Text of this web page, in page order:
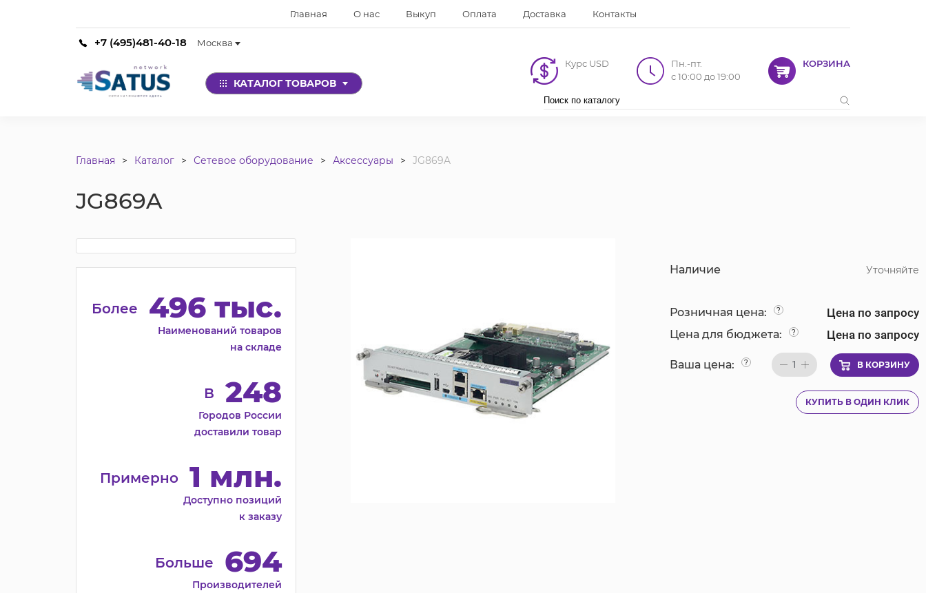
Главная О нас Выкуп Оплата Доставка Контакты
+7 (495)481-40-18 Москва
КАТАЛОГ ТОВАРОВ
Курс USD
Пн.-пт.
с 10:00 до 19:00
КОРЗИНА
Главная Каталог Сетевое оборудование Аксессуары JG869A
JG869A
Более 496 тыс.
Наименований товаров
на складе
В 248
Городов России
доставили товар
Примерно 1 млн.
Доступно позиций
к заказу
Больше 694
Производителей
Наличие Уточняйте
Розничная цена: ? Цена по запросу
Цена для бюджета: ? Цена по запросу
Ваша цена: ? 1 В КОРЗИНУ
КУПИТЬ В ОДИН КЛИК